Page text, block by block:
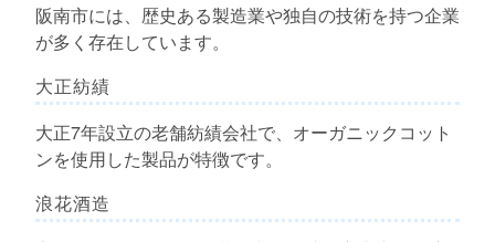
阪南市には、歴史ある製造業や独自の技術を持つ企業
が多く存在しています。
大正紡績
大正7年設立の老舗紡績会社で、オーガニックコット
ンを使用した製品が特徴です。
浪花酒造